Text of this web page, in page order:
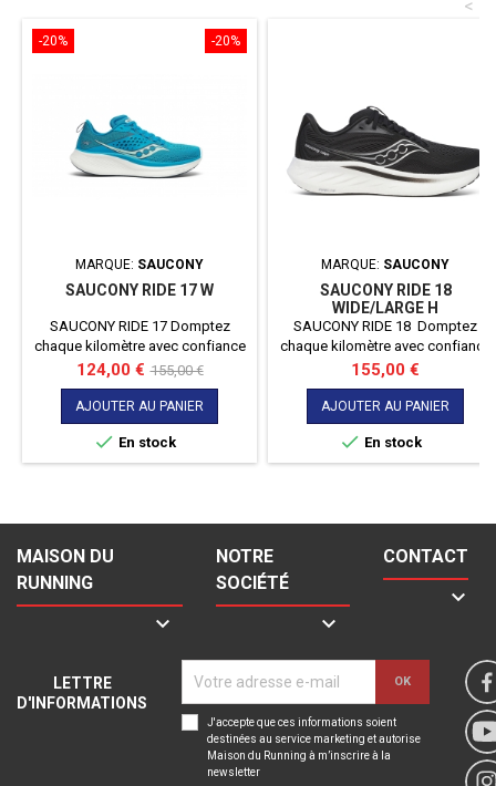
<
-20%
-20%
MARQUE: SAUCONY
SAUCONY RIDE 17 W
SAUCONY RIDE 17 Domptez
chaque kilomètre avec confiance
et confort grâce à la nouvelle
Saucony Ride 17, la chaussure de
course polyvalente qui allie
performance, amorti de pointe et
un ajustement large pour une
expérience inégalée sur la route
Prix
124,00 € Prix
de
base
155,00 €
AJOUTER AU PANIER
 En stock
MARQUE: SAUCONY
SAUCONY RIDE 18
WIDE/LARGE H
SAUCONY RIDE 18 Domptez
chaque kilomètre avec confiance
et confort grâce à la nouvelle
Saucony Ride 18, la chaussure de
course polyvalente qui allie
performance, amorti de pointe et
un ajustement large pour une
expérience inégalée sur la route
Prix
155,00 €
AJOUTER AU PANIER
 En stock
MAISON DU
RUNNING

NOTRE
SOCIÉTÉ

CONTACT

LETTRE
D'INFORMATIONS
J'accepte que ces informations soient
destinées au service marketing et autorise
Maison du Running à m’inscrire à la
newsletter